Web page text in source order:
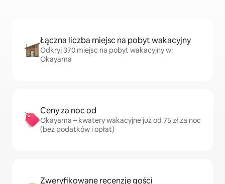
Łączna liczba miejsc na pobyt wakacyjny
Odkryj 370 miejsc na pobyt wakacyjny w:
Okayama
Ceny za noc od
Okayama – kwatery wakacyjne już od 75 zł za noc
(bez podatków i opłat)
Zweryfikowane recenzje gości